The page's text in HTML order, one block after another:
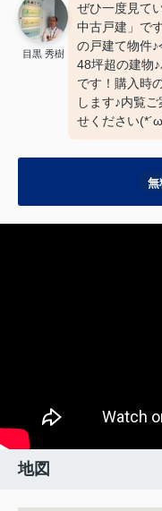
目黒 秀樹
ぜひ一度見て
中古戸建」で
の戸建て物件
48坪超の建物
です！購入時
します♪内覧
せください
無
地図